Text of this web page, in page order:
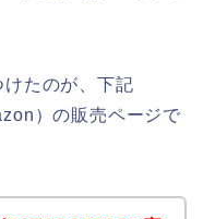
たのが、下記
）の販売ページで